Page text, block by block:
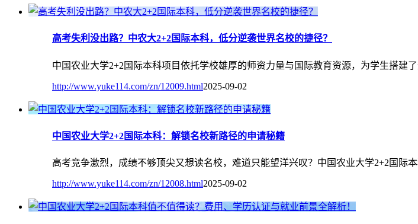
高考失利没出路？中农大2+2国际本科，低分逆袭世界名校的捷径？
中国农业大学2+2国际本科项目依托学校雄厚的师资力量与国际教育资源，为学生搭建
http://www.yuke114.com/zn/12009.html2025-09-02
中国农业大学2+2国际本科：解锁名校新路径的申请秘籍
高考竞争激烈，成绩不够顶尖又想读名校，难道只能望洋兴叹？中国农业大学2+2国际
http://www.yuke114.com/zn/12008.html2025-09-02